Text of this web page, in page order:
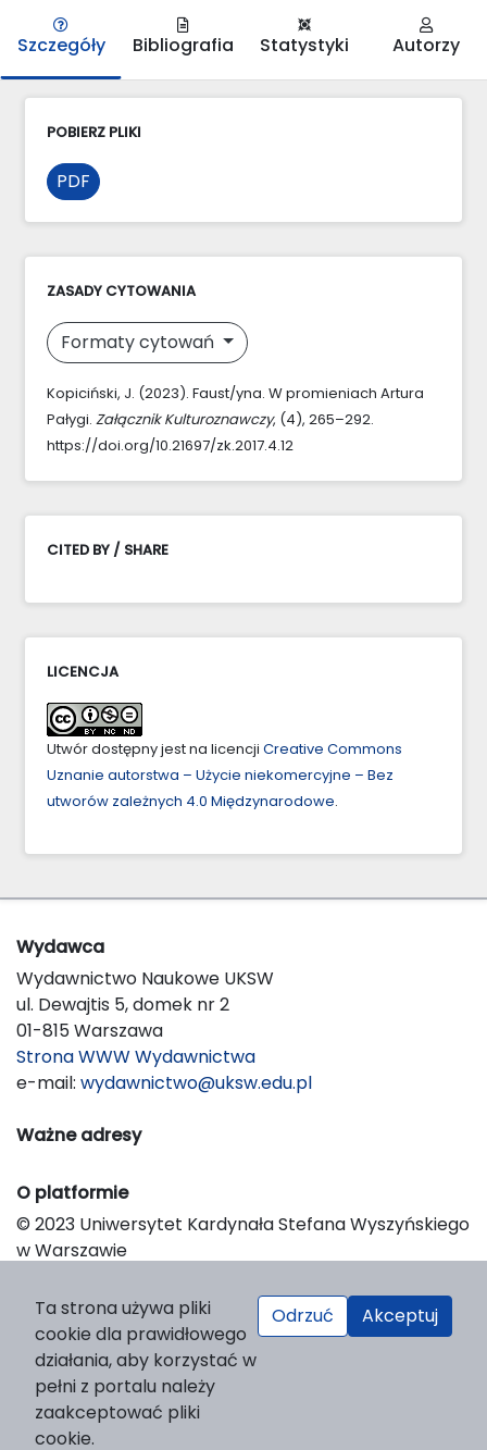
Szczegóły Bibliografia Statystyki Autorzy
POBIERZ PLIKI
PDF
ZASADY CYTOWANIA
Formaty cytowań
Kopiciński, J. (2023). Faust/yna. W promieniach Artura
Pałygi. Załącznik Kulturoznawczy, (4), 265–292.
https://doi.org/10.21697/zk.2017.4.12
CITED BY / SHARE
LICENCJA
Utwór dostępny jest na licencji Creative Commons
Uznanie autorstwa – Użycie niekomercyjne – Bez
utworów zależnych 4.0 Międzynarodowe.
Wydawca
Wydawnictwo Naukowe UKSW
ul. Dewajtis 5, domek nr 2
01-815 Warszawa
Strona WWW Wydawnictwa
e-mail: wydawnictwo@uksw.edu.pl
Ważne adresy
O platformie
© 2023 Uniwersytet Kardynała Stefana Wyszyńskiego
w Warszawie
Platform & Workflow by OJS/PKP
Ta strona używa pliki
cookie dla prawidłowego
działania, aby korzystać w
pełni z portalu należy
zaakceptować pliki
cookie.
Odrzuć Akceptuj